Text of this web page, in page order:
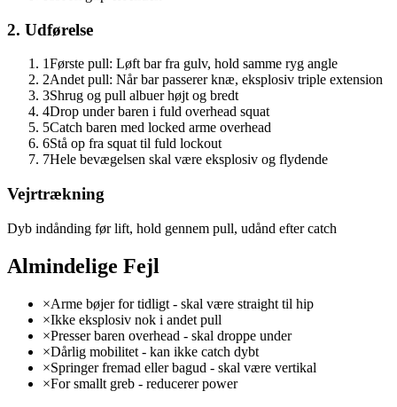
2. Udførelse
1Første pull: Løft bar fra gulv, hold samme ryg angle
2Andet pull: Når bar passerer knæ, eksplosiv triple extension
3Shrug og pull albuer højt og bredt
4Drop under baren i fuld overhead squat
5Catch baren med locked arme overhead
6Stå op fra squat til fuld lockout
7Hele bevægelsen skal være eksplosiv og flydende
Vejrtrækning
Dyb indånding før lift, hold gennem pull, udånd efter catch
Almindelige Fejl
×Arme bøjer for tidligt - skal være straight til hip
×Ikke eksplosiv nok i andet pull
×Presser baren overhead - skal droppe under
×Dårlig mobilitet - kan ikke catch dybt
×Springer fremad eller bagud - skal være vertikal
×For smallt greb - reducerer power